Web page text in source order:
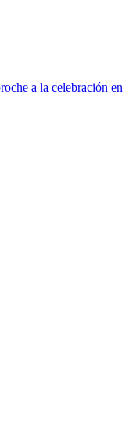
a la celebración en